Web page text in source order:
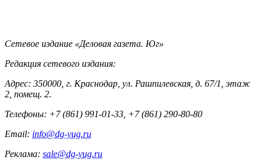
Контакты
Сетевое издание «Деловая газета. Юг»
Редакция сетевого издания:
Адрес: 350000, г. Краснодар, ул. Рашпилевская, д. 67/1, этаж
2, помещ. 2.
Телефоны: +7 (861) 991-01-33, +7 (861) 290-80-80
Email: info@dg-yug.ru
Реклама: sale@dg-yug.ru